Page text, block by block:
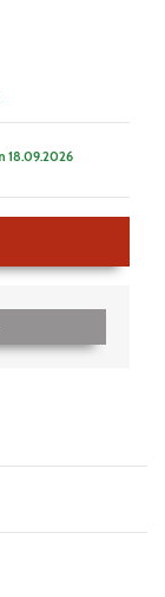
18.09.2026